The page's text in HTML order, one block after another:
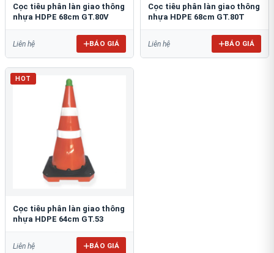
Cọc tiêu phân làn giao thông
nhựa HDPE 68cm GT.80V
Liên hệ BÁO GIÁ
Cọc tiêu phân làn giao thông
nhựa HDPE 68cm GT.80T
Liên hệ BÁO GIÁ
HOT
Cọc tiêu phân làn giao thông
nhựa HDPE 64cm GT.53
Liên hệ BÁO GIÁ